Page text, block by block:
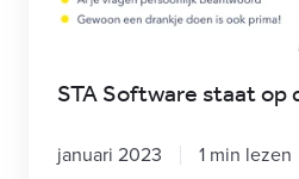
STA Software staat op
januari 2023 1 min lezen